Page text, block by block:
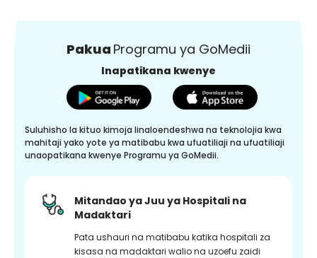
Pakua Programu ya GoMedii
Inapatikana kwenye
Suluhisho la kituo kimoja linaloendeshwa na teknolojia kwa
mahitaji yako yote ya matibabu kwa ufuatiliaji na ufuatiliaji
unaopatikana kwenye Programu ya GoMedii.
Mitandao ya Juu ya Hospitali na
Madaktari
Pata ushauri na matibabu katika hospitali za
kisasa na madaktari walio na uzoefu zaidi